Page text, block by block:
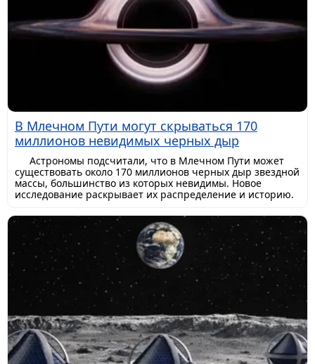
В Млечном Пути могут скрываться 170
миллионов невидимых черных дыр
Астрономы подсчитали, что в Млечном Пути может
существовать около 170 миллионов черных дыр звездной
массы, большинство из которых невидимы. Новое
исследование раскрывает их распределение и историю.